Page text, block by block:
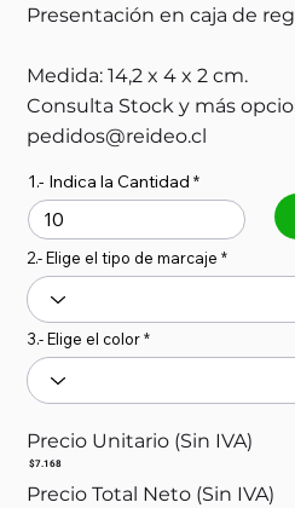
Presentación en caja de
Medida: 14,2 x 4 x 2 cm.
Consulta Stock y más
pedidos@reideo.cl
1.- Indica la Cantidad
2.- Elige el tipo de marcaje
3.- Elige el color
Precio Unitario (Sin IVA)
$7.168
Precio Total Neto (Sin IVA)